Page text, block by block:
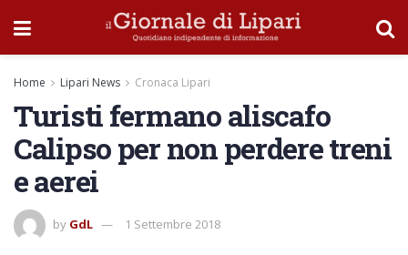
Home Lipari News Cronaca Lipari
Turisti fermano aliscafo
Calipso per non perdere treni
e aerei
by GdL 1 Settembre 2018